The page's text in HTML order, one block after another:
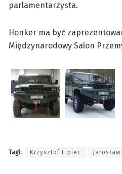
parlamentarzysta.
Honker ma być
Międzynarodowy Salon
Tagi: Krzysztof Lipiec